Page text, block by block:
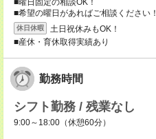
■曜日固定の相談OK！
■希望の曜日があればご相談ください！
休日休暇
土日祝休みもOK！
■産休・育休取得実績あり
勤務時間
シフト勤務 / 残業なし
9:00～18:00（休憩60分）